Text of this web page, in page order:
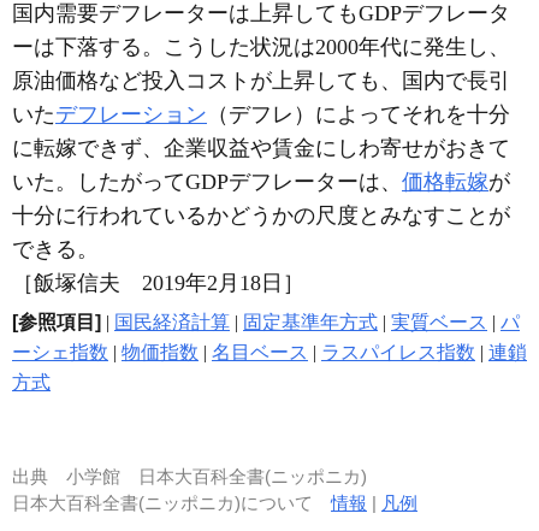
国内需要デフレーターは上昇してもGDPデフレータ
ーは下落する。こうした状況は2000年代に発生し、
原油価格など投入コストが上昇しても、国内で長引
いたデフレーション （デフレ）によってそれを十分
に転嫁できず、企業収益や賃金にしわ寄せがおきて
いた。したがってGDPデフレーターは、 価格転嫁が
十分に行われているかどうかの尺度とみなすことが
できる。
［飯塚信夫 2019年2月18日］
[参照項目] | 国民経済計算 | 固定基準年方式 | 実質ベース | パ
ーシェ指数 | 物価指数 | 名目ベース | ラスパイレス指数 | 連鎖
方式
出典 小学館 日本大百科全書(ニッポニカ)
日本大百科全書(ニッポニカ)について情報 | 凡例